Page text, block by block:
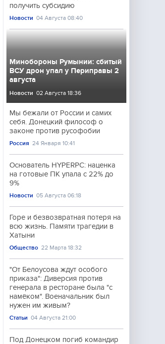
получить субсидию
Новости 04 Августа 08:40
Минобороны Румынии: сбитый
ВСУ дрон упал у Периправы 2
августа
Новости 02 Августа 18:36
Мы бежали от России и самих
себя. Донецкий философ о
законе против русофобии
Россия 24 Января 10:41
Основатель HYPERPC: наценка
на готовые ПК упала с 22% до
9%
Новости 05 Августа 06:18
Горе и безвозвратная потеря на
всю жизнь. Памяти трагедии в
Хатыни
Общество 22 Марта 18:32
"От Белоусова ждут особого
приказа": Диверсия против
генерала в ресторане была "с
намёком". Военачальник был
нужен им живым?
Статьи 04 Августа 21:00
Под Донецком погиб командир